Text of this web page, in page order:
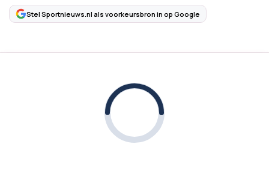
Stel Sportnieuws.nl als voorkeursbron in op Google